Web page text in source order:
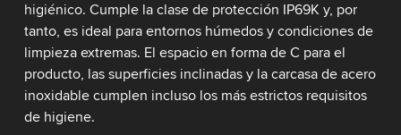
higiénico. Cumple la clase de protección IP69K y, por
tanto, es ideal para entornos húmedos y condiciones de
limpieza extremas. El espacio en forma de C para el
producto, las superficies inclinadas y la carcasa de acero
inoxidable cumplen incluso los más estrictos requisitos
de higiene.